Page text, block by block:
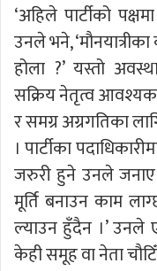
‘अहिले पार्टीको
उनले भने,
होला ?’ यस्तो
सक्रिय नेतृत्व आवश्यक
र समग्र अग्रगतिका
। पार्टीका
जरुरी हुने उनले जनाए
मूर्ति बनाउन काम
ल्याउन हुँदैन ।’
केही समूह वा नेता